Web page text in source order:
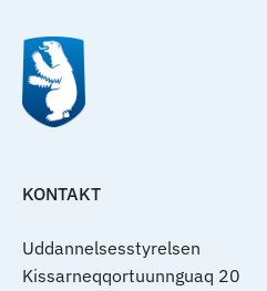
KONTAKT
Uddannelsesstyrelsen
Kissarneqqortuunnguaq 20